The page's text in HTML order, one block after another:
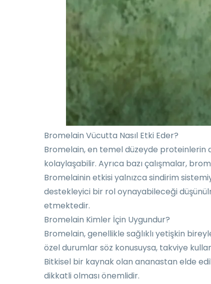
Bromelain Vücutta Nasıl Etki Eder?
Bromelain, en temel düzeyde proteinlerin
kolaylaşabilir. Ayrıca bazı çalışmalar,
Bromelainin etkisi yalnızca sindirim
destekleyici bir rol oynayabileceği
etmektedir.
Bromelain Kimler İçin Uygundur?
Bromelain, genellikle sağlıklı yetişkin
özel durumlar söz konusuysa, takviye
Bitkisel bir kaynak olan ananastan elde
dikkatli olması önemlidir.